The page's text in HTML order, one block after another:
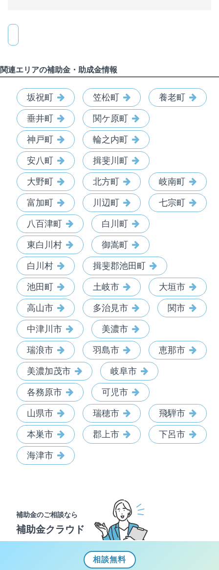
関連エリアの補助金・助成金情報
坂祝町 笠松町 養老町
垂井町 関ケ原町
神戸町 輪之内町
安八町 揖斐川町
大野町 北方町 岐南町
富加町 川辺町 七宗町
八百津町 白川町
東白川村 御嵩町
白川村 揖斐郡池田町
池田町 土岐市 大垣市
高山市 多治見市 関市
中津川市 美濃市
瑞浪市 羽島市 恵那市
美濃加茂市 岐阜市
各務原市 可児市
山県市 瑞穂市 飛騨市
本巣市 郡上市 下呂市
海津市
補助金のご相談なら
補助金クラウド
相談無料